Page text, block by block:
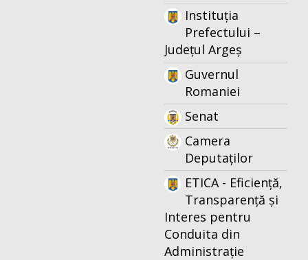
Instituția
Prefectului –
Județul Argeș
Guvernul
Romaniei
Senat
Camera
Deputaților
ETICA - Eficiență,
Transparență și
Interes pentru
Conduita din
Administrație